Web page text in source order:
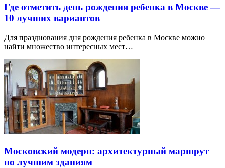
Где отметить день рождения ребенка в Москве —
10 лучших вариантов
Для празднования дня рождения ребенка в Москве можно
найти множество интересных мест…
Московский модерн: архитектурный маршрут
по лучшим зданиям